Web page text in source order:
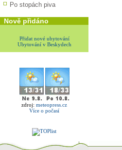
Po stopách piva
Nově přidáno
Přidat nové ubytování
Ubytování v Beskydech
zdroj: meteopress.cz
Více o počasí